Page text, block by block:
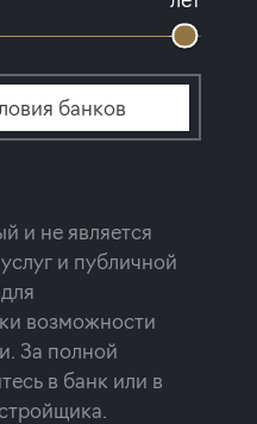
банков
и не является
и публичной
возможности
За полной
в банк или в